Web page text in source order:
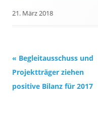
21. März 2018
Beitrags-
Navigation
« Begleitausschuss und
Projektträger ziehen
positive Bilanz für 2017